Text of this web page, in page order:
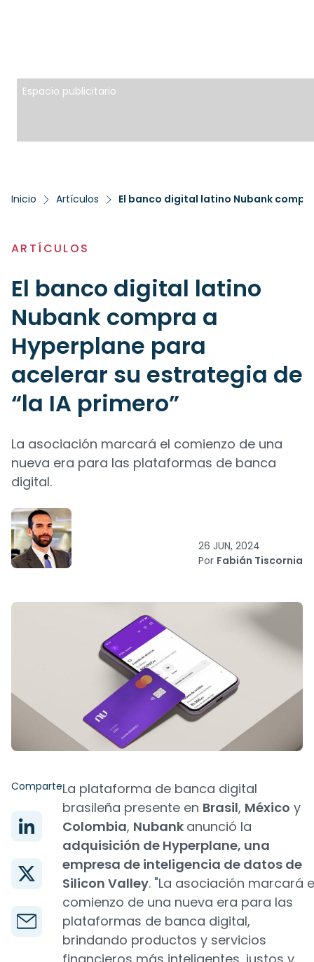
Espacio publicitario
Inicio Artículos
ARTÍCULOS
El banco digital latino
Nubank compra a
Hyperplane para
acelerar su estrategia de
“la IA primero”
La asociación marcará el comienzo de una
nueva era para las plataformas de banca
digital.
26 JUN, 2024
Por Fabián Tiscornia
ComparteLa plataforma de banca digital
brasileña presente en Brasil, México y
Colombia, Nubank anunció la
adquisición de Hyperplane, una
empresa de inteligencia de datos de
Silicon Valley. "La asociación marcará
comienzo de una nueva era para las
plataformas de banca digital,
brindando productos y servicios